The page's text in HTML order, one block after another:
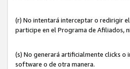
(r) No intentará interceptar o redirigir
participe en el Programa de Afiliados,
(s) No generará artificialmente clicks o
software o de otra manera.